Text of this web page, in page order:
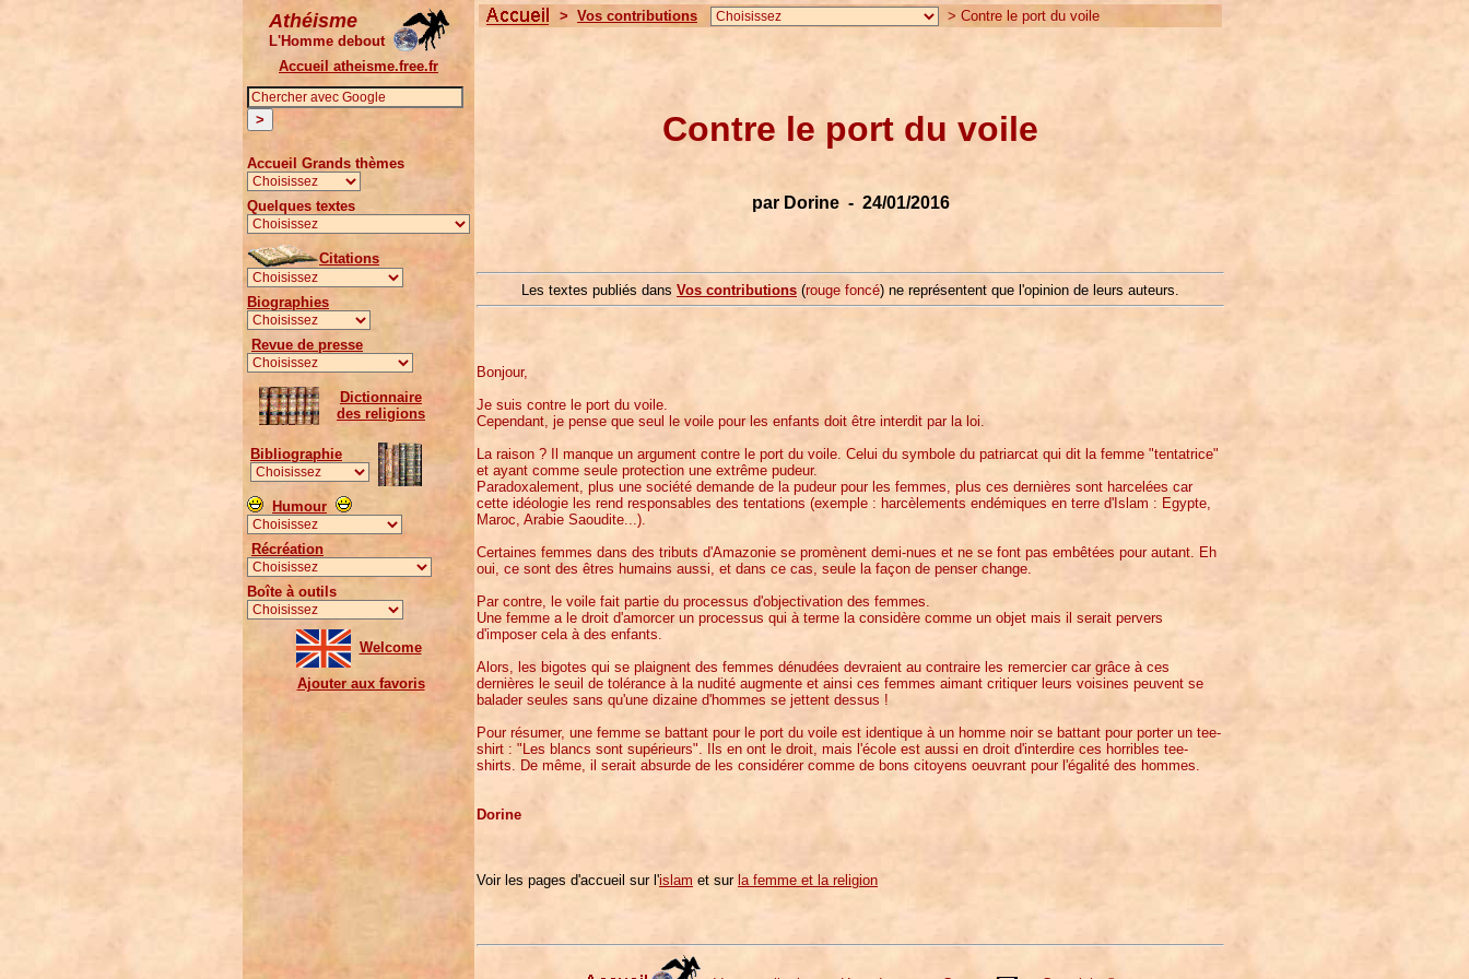
Athéisme
L'Homme debout
Accueil atheisme.free.fr
Accueil Grands thèmes
Quelques textes
Citations
Biographies
Revue de presse
Dictionnaire
des religions
Bibliographie
Humour
Récréation
Boîte à outils
Welcome
Ajouter aux favoris
> Vos contributions > Contre le port du voile
Contre le port du voile
par Dorine - 24/01/2016
Les textes publiés dans Vos contributions (rouge foncé) ne représentent que l'opinion de leurs auteurs.
Bonjour,
Je suis contre le port du voile.
Cependant, je pense que seul le voile pour les enfants doit être interdit par la loi.
La raison ? Il manque un argument contre le port du voile. Celui du symbole du patriarcat qui dit la femme "tentatrice"
et ayant comme seule protection une extrême pudeur.
Paradoxalement, plus une société demande de la pudeur pour les femmes, plus ces dernières sont harcelées car
cette idéologie les rend responsables des tentations (exemple : harcèlements endémiques en terre d'Islam : Egypte,
Maroc, Arabie Saoudite...).
Certaines femmes dans des tributs d'Amazonie se promènent demi-nues et ne se font pas embêtées pour autant. Eh
oui, ce sont des êtres humains aussi, et dans ce cas, seule la façon de penser change.
Par contre, le voile fait partie du processus d'objectivation des femmes.
Une femme a le droit d'amorcer un processus qui à terme la considère comme un objet mais il serait pervers
d'imposer cela à des enfants.
Alors, les bigotes qui se plaignent des femmes dénudées devraient au contraire les remercier car grâce à ces
dernières le seuil de tolérance à la nudité augmente et ainsi ces femmes aimant critiquer leurs voisines peuvent se
balader seules sans qu'une dizaine d'hommes se jettent dessus !
Pour résumer, une femme se battant pour le port du voile est identique à un homme noir se battant pour porter un tee-
shirt : "Les blancs sont supérieurs". Ils en ont le droit, mais l'école est aussi en droit d'interdire ces horribles tee-
shirts. De même, il serait absurde de les considérer comme de bons citoyens oeuvrant pour l'égalité des hommes.
Dorine
Voir les pages d'accueil sur l'islam et sur la femme et la religion